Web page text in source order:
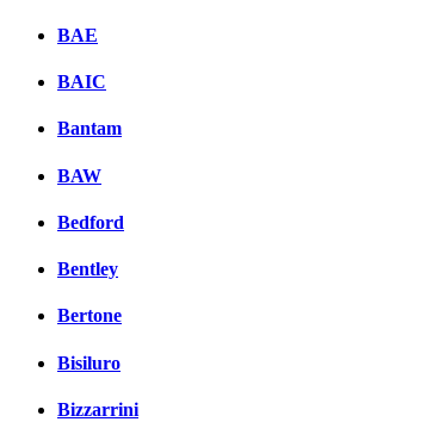
BAE
BAIC
Bantam
BAW
Bedford
Bentley
Bertone
Bisiluro
Bizzarrini